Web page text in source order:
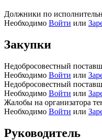
Должники по
Необходимо Войти или
Закупки
Недобросовестный
Необходимо Войти или
Недобросовестный
Необходимо Войти или
Жалобы на организатора
Необходимо Войти или
Руководитель